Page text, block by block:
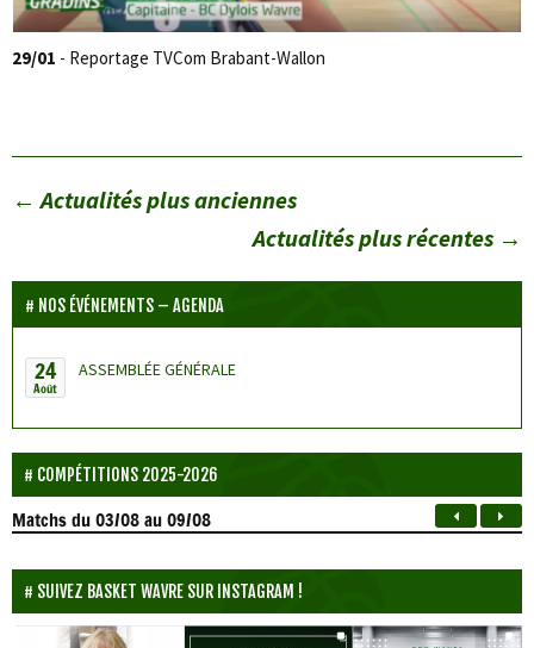
29/01 - Reportage TVCom Brabant-Wallon
← Actualités plus anciennes
Actualités plus récentes →
NOS ÉVÉNEMENTS – AGENDA
24
Août
ASSEMBLÉE GÉNÉRALE
COMPÉTITIONS 2025-2026
Matchsdu 03/08 au 09/08
SUIVEZ BASKET WAVRE SUR INSTAGRAM !